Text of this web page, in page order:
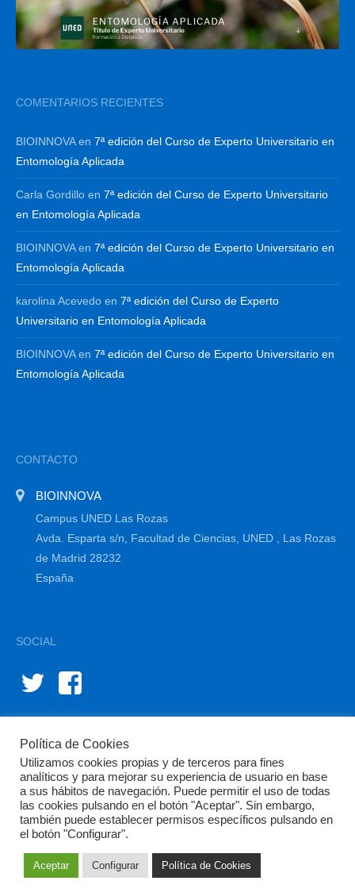
COMENTARIOS RECIENTES
BIOINNOVAen 7ª edición del Curso de Experto Universitario en
Entomología Aplicada
Carla Gordillo en 7ª edición del Curso de Experto Universitario
en Entomología Aplicada
BIOINNOVAen 7ª edición del Curso de Experto Universitario en
Entomología Aplicada
karolina Acevedo en 7ª edición del Curso de Experto
Universitario en Entomología Aplicada
BIOINNOVAen 7ª edición del Curso de Experto Universitario en
Entomología Aplicada
CONTACTO
BIOINNOVA
Campus UNED Las Rozas
Avda. Esparta s/n, Facultad de Ciencias, UNED , Las Rozas
de Madrid 28232
España
SOCIAL
© BIOINNOVA 2015-2024 | Diseño y gestión pordiffundit®
Aviso Legal Política de Privacidad
Política de Cookies
Utilizamos cookies propias y de terceros para fines
analíticos y para mejorar su experiencia de usuario en base
a sus hábitos de navegación. Puede permitir el uso de todas
las cookies pulsando en el botón "Aceptar". Sin embargo,
también puede establecer permisos específicos pulsando en
el botón "Configurar".
Aceptar Configurar Política de Cookies